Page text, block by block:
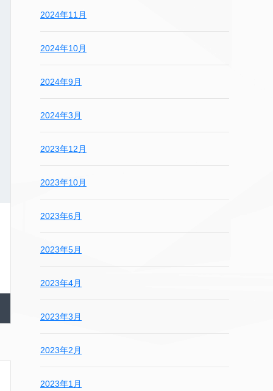
2024年11月
2024年10月
2024年9月
2024年3月
2023年12月
2023年10月
2023年6月
2023年5月
2023年4月
2023年3月
2023年2月
2023年1月